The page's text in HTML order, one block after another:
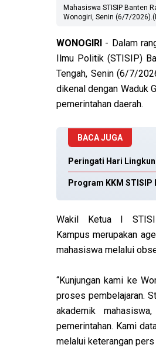
Mahasiswa STISIP Banten
Wonogiri, Senin (6/7/
WONOGIRI - Dalam
Ilmu Politik (STISIP)
Tengah, Senin (6/7/
dikenal dengan Waduk
pemerintahan daerah.
BACA JUGA
Peringati Hari
Program KKM STISIP
Wakil Ketua I
Kampus merupakan
mahasiswa melalui
“Kunjungan kami ke
proses pembelajaran.
akademik
pemerintahan. Kami
melalui keterangan